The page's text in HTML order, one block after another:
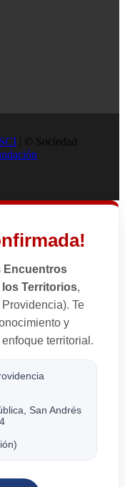
| © Sociedad
Encuentros
los Territorios,
Te
y
territorial.
San Andrés